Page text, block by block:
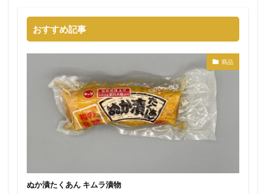
おすすめ記事
商品
ぬか漬たくあん キムラ漬物